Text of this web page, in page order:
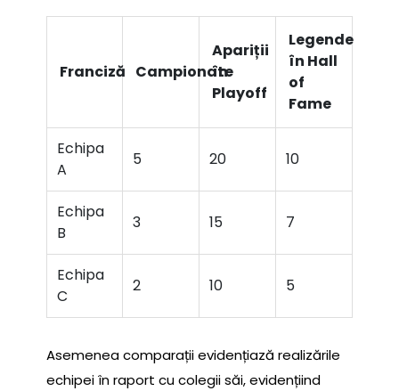
Franciză Campionate
Apariții
în
Playoff
Legende
în Hall
of
Fame
Echipa
A
5 20 10
Echipa
B
3 15 7
Echipa
C
2 10 5
Asemenea comparații evidențiază realizările
echipei în raport cu colegii săi, evidențiind